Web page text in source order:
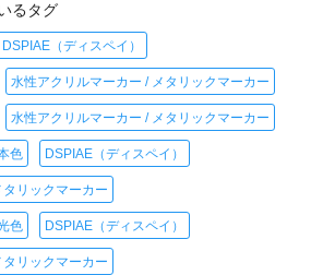
るタグ
DSPIAE（ディスペイ）
水性アクリルマーカー / メタリックマーカー
水性アクリルマーカー / メタリックマーカー
色 DSPIAE（ディスペイ）
リックマーカー
色 DSPIAE（ディスペイ）
リックマーカー